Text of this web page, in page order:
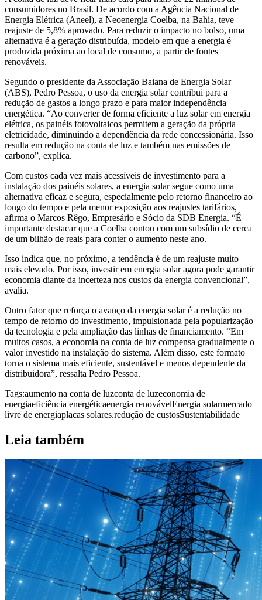
consumidores no Brasil. De acordo com a Agência Nacional de
Energia Elétrica (Aneel), a Neoenergia Coelba, na Bahia, teve
reajuste de 5,8% aprovado. Para reduzir o impacto no bolso, uma
alternativa é a geração distribuída, modelo em que a energia é
produzida próxima ao local de consumo, a partir de fontes
renováveis.
Segundo o presidente da Associação Baiana de Energia Solar
(ABS), Pedro Pessoa, o uso da energia solar contribui para a
redução de gastos a longo prazo e para maior independência
energética. “Ao converter de forma eficiente a luz solar em energia
elétrica, os painéis fotovoltaicos permitem a geração da própria
eletricidade, diminuindo a dependência da rede concessionária. Isso
resulta em redução na conta de luz e também nas emissões de
carbono”, explica.
Com custos cada vez mais acessíveis de investimento para a
instalação dos painéis solares, a energia solar segue como uma
alternativa eficaz e segura, especialmente pelo retorno financeiro ao
longo do tempo e pela menor exposição aos reajustes tarifários,
afirma o Marcos Rêgo, Empresário e Sócio da SDB Energia. “É
importante destacar que a Coelba contou com um subsídio de cerca
de um bilhão de reais para conter o aumento neste ano.
Isso indica que, no próximo, a tendência é de um reajuste muito
mais elevado. Por isso, investir em energia solar agora pode garantir
economia diante da incerteza nos custos da energia convencional”,
avalia.
Outro fator que reforça o avanço da energia solar é a redução no
tempo de retorno do investimento, impulsionada pela popularização
da tecnologia e pela ampliação das linhas de financiamento. “Em
muitos casos, a economia na conta de luz compensa gradualmente o
valor investido na instalação do sistema. Além disso, este formato
torna o sistema mais eficiente, sustentável e menos dependente da
distribuidora”, ressalta Pedro Pessoa.
Tags:aumento na conta de luzconta de luzeconomia de
energiaeficiência energéticaenergia renovávelEnergia solarmercado
livre de energiaplacas solares.redução de custosSustentabilidade
Leia também